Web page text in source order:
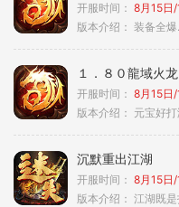
开服时间： 8月15日
版本介绍： 装备全
１．８０龍域火龙
开服时间： 8月15日
版本介绍： 元宝好
沉默重出江湖
开服时间： 8月15日
版本介绍： 江湖既